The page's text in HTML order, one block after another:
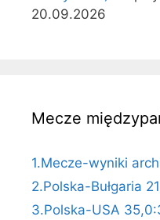
20.09.2026
Mecze
1.Mecze-wyniki
2.Polska-Bułgaria
3.Polska-USA